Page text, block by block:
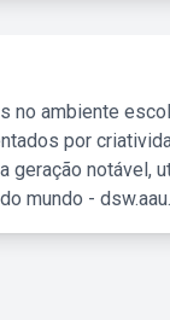
no ambiente
por
geração notável,
mundo -